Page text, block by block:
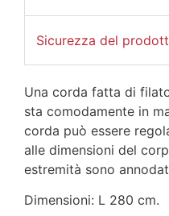
Sicurezza del
Una corda fatta di
sta comodamente in
corda può essere
alle dimensioni del
estremità sono
Dimensioni: L 280 cm.